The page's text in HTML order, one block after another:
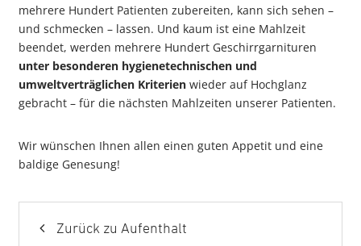
mehrere Hundert Patienten zubereiten, kann sich sehen –
und schmecken – lassen. Und kaum ist eine Mahlzeit
beendet, werden mehrere Hundert Geschirrgarnituren
unter besonderen hygienetechnischen und
umweltverträglichen Kriterien wieder auf Hochglanz
gebracht – für die nächsten Mahlzeiten unserer Patienten.
Wir wünschen Ihnen allen einen guten Appetit und eine
baldige Genesung!
Zurück zu Aufenthalt